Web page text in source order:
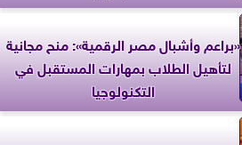
«براعم وأشبال مصر الرقمية»: منح مجانية
لتأهيل الطلاب بمهارات المستقبل في
التكنولوجيا